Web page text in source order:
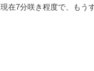
現在7分咲き程度で、もう